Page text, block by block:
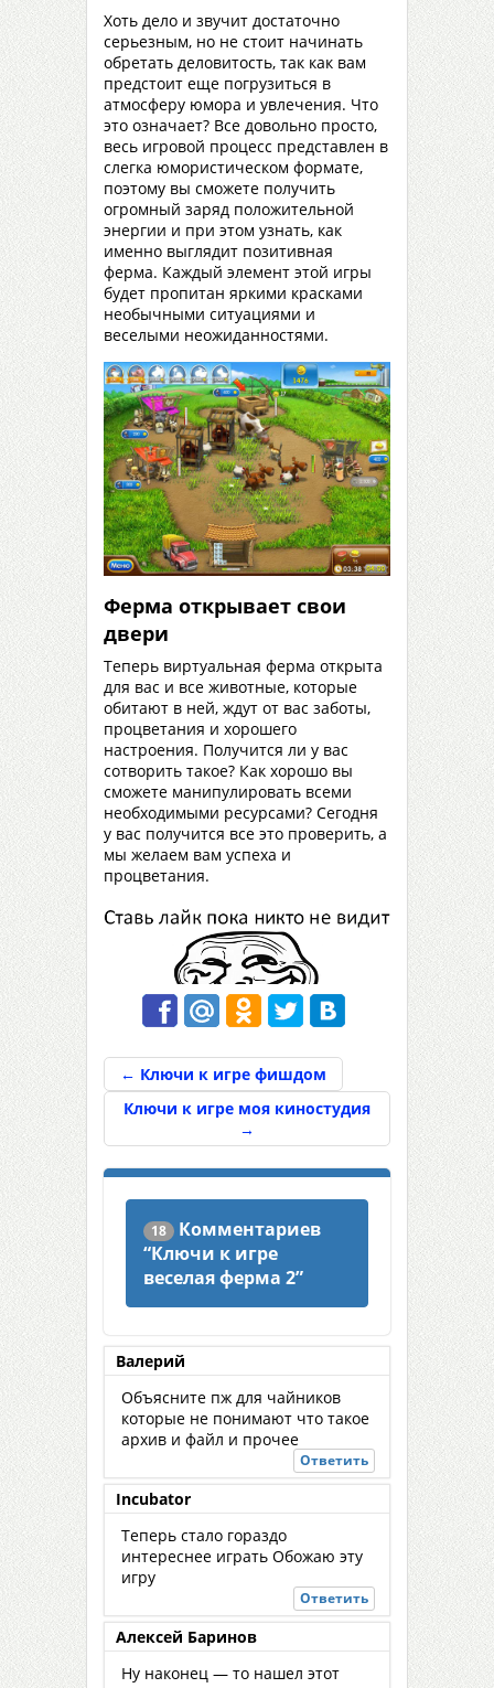
Хоть дело и звучит достаточно
серьезным, но не стоит начинать
обретать деловитость, так как вам
предстоит еще погрузиться в
атмосферу юмора и увлечения. Что
это означает? Все довольно просто,
весь игровой процесс представлен в
слегка юмористическом формате,
поэтому вы сможете получить
огромный заряд положительной
энергии и при этом узнать, как
именно выглядит позитивная
ферма. Каждый элемент этой игры
будет пропитан яркими красками
необычными ситуациями и
веселыми неожиданностями.
Ферма открывает свои
двери
Теперь виртуальная ферма открыта
для вас и все животные, которые
обитают в ней, ждут от вас заботы,
процветания и хорошего
настроения. Получится ли у вас
сотворить такое? Как хорошо вы
сможете манипулировать всеми
необходимыми ресурсами? Сегодня
у вас получится все это проверить, а
мы желаем вам успеха и
процветания.
← Ключи к игре фишдом
Ключи к игре моя киностудия
→
18
Комментариев
“Ключи к игре
веселая ферма 2”
Валерий
Объясните пж для чайников
которые не понимают что такое
архив и файл и прочее
Ответить
Incubator
Теперь стало гораздо
интереснее играть Обожаю эту
игру
Ответить
Алексей Баринов
Ну наконец — то нашел этот